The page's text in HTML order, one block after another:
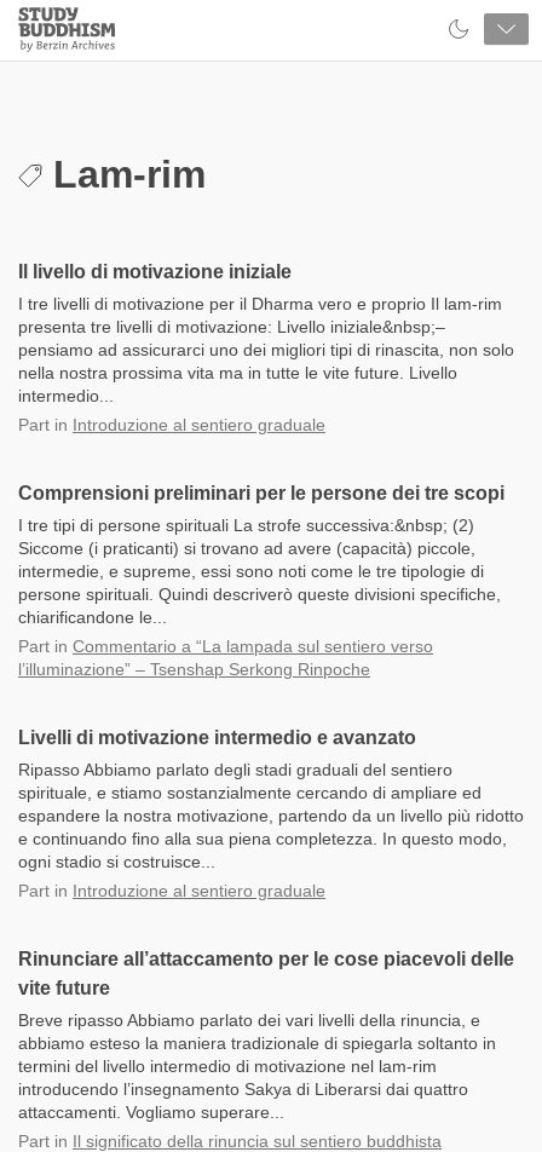
Close
Study
Buddhism
Lam-rim
Il livello di motivazione iniziale
I tre livelli di motivazione per il Dharma vero e proprio Il lam-rim
presenta tre livelli di motivazione: Livello iniziale&nbsp;–
pensiamo ad assicurarci uno dei migliori tipi di rinascita, non solo
nella nostra prossima vita ma in tutte le vite future. Livello
intermedio...
Part in Introduzione al sentiero graduale
Comprensioni preliminari per le persone dei tre scopi
I tre tipi di persone spirituali La strofe successiva:&nbsp; (2)
Siccome (i praticanti) si trovano ad avere (capacità) piccole,
intermedie, e supreme, essi sono noti come le tre tipologie di
persone spirituali. Quindi descriverò queste divisioni specifiche,
chiarificandone le...
Part in Commentario a “La lampada sul sentiero verso
l’illuminazione” – Tsenshap Serkong Rinpoche
Livelli di motivazione intermedio e avanzato
Ripasso Abbiamo parlato degli stadi graduali del sentiero
spirituale, e stiamo sostanzialmente cercando di ampliare ed
espandere la nostra motivazione, partendo da un livello più ridotto
e continuando fino alla sua piena completezza. In questo modo,
ogni stadio si costruisce...
Part in Introduzione al sentiero graduale
Rinunciare all’attaccamento per le cose piacevoli delle
vite future
Breve ripasso Abbiamo parlato dei vari livelli della rinuncia, e
abbiamo esteso la maniera tradizionale di spiegarla soltanto in
termini del livello intermedio di motivazione nel lam-rim
introducendo l’insegnamento Sakya di Liberarsi dai quattro
attaccamenti. Vogliamo superare...
Part in Il significato della rinuncia sul sentiero buddhista